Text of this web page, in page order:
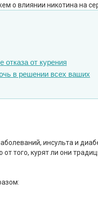
о влиянии никотина на
отказа от курения
в решении всех ваших
инсульта и
от того, курят ли они